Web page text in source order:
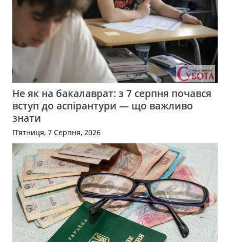
Не як на бакалаврат: з 7 серпня почався
вступ до аспірантури — що важливо
знати
П’ятниця, 7 Серпня, 2026